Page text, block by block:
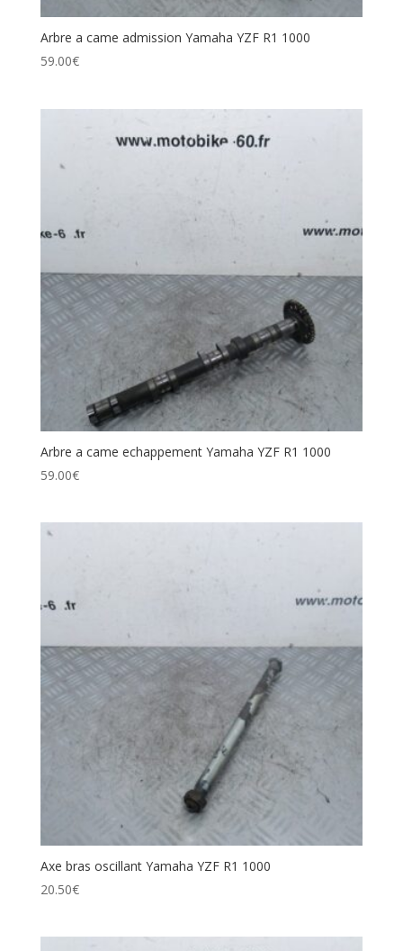
Arbre a came admission Yamaha YZF R1 1000
59.00€
Arbre a came echappement Yamaha YZF R1 1000
59.00€
Axe bras oscillant Yamaha YZF R1 1000
20.50€